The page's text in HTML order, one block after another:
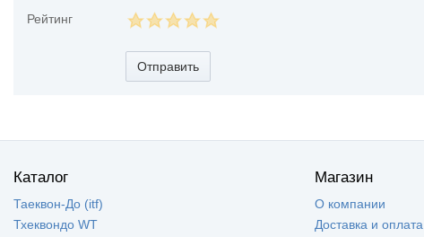
Рейтинг
Отправить
Каталог
Таеквон-До (itf)
Тхеквондо WT
Магазин
О компании
Доставка и оплата